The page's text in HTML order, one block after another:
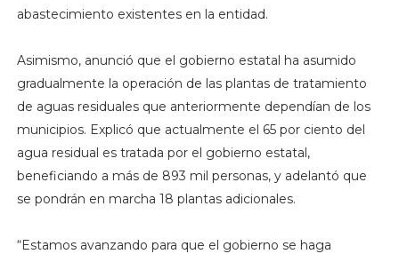
abastecimiento existentes en la entidad.
Asimismo, anunció que el gobierno estatal ha asumido
gradualmente la operación de las plantas de tratamiento
de aguas residuales que anteriormente dependían de los
municipios. Explicó que actualmente el 65 por ciento del
agua residual es tratada por el gobierno estatal,
beneficiando a más de 893 mil personas, y adelantó que
se pondrán en marcha 18 plantas adicionales.
“Estamos avanzando para que el gobierno se haga